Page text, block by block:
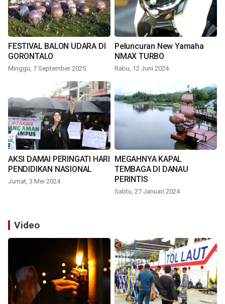
FESTIVAL BALON UDARA DI
GORONTALO
Minggu, 7 September 2025
Peluncuran New Yamaha
NMAX TURBO
Rabu, 12 Juni 2024
AKSI DAMAI PERINGATI HARI
PENDIDIKAN NASIONAL
Jumat, 3 Mei 2024
MEGAHNYA KAPAL
TEMBAGA DI DANAU
PERINTIS
Sabtu, 27 Januari 2024
Video